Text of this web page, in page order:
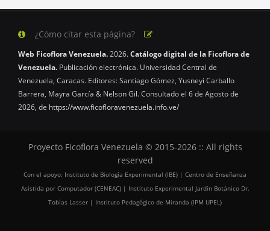
¿Cómo citar esta página?
Web Ficoflora Venezuela.2026.Catálogo digital de la Ficoflora de
Venezuela. Publicación electrónica. Universidad Central de
Venezuela, Caracas. Editores: Santiago Gómez, Yusneyi Carballo
Barrera, Mayra García & Nelson Gil. Consultado el 6 de Agosto de
2026, de https://www.ficofloravenezuela.info.ve/
Proyecto Ficoflora Venezuela © 2015-2026 :: All rights
reserved
Con el apoyo: Instituto de Biología Experimental (IBE) | Centro de Enseñanza
Asistida por Computador (CENEAC) | Instituto Experimental Jardín Botánico Dr.
Tobías Lasser | Instituto Pedagógico de Miranda (IPM UPEL)